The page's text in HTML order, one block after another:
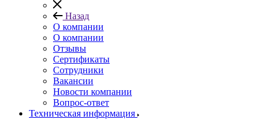
Назад
О компании
О компании
Отзывы
Сертификаты
Сотрудники
Вакансии
Новости компании
Вопрос-ответ
Техническая информация